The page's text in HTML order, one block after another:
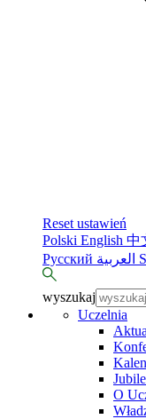
Reset ustawień
Polski English 中
Русский
wyszukaj
Uczelnia
O